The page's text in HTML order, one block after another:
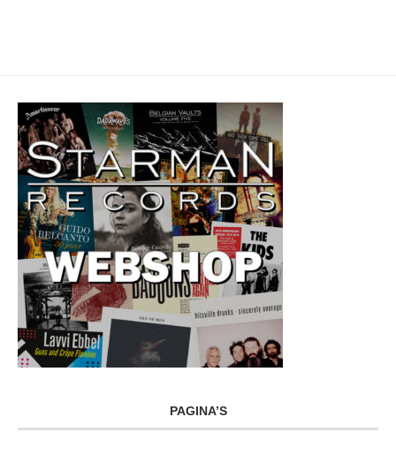
PAGINA’S